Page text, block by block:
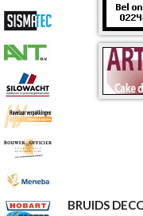
BRUIDS